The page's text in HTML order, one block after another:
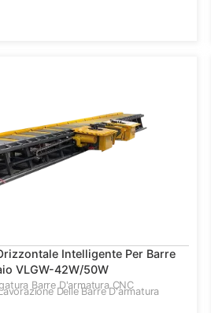
Intelligente Per Barre
VLGW-42W/50W
Barre D'armatura CNC
Delle Barre D'armatura